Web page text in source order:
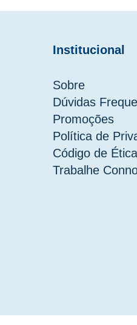
Institucional
Sobre
Dúvidas
Promoções
Política de
Código de
Trabalhe